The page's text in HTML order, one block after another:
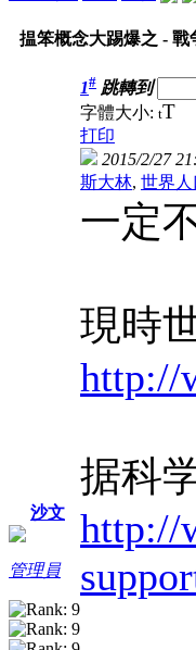
揾笨概念大踢爆之 -
沙文
管理員
1# 跳轉到
字體大小: tT
打印
2015/2/27
斯大林, 世界人
一定
現時
http://
据科
http://